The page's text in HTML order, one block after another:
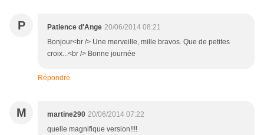
P Patience d'Ange 20/06/2014 08:21
Bonjour<br /> Une merveille, mille bravos. Que de petites
croix...<br /> Bonne journée
Répondre
M martine290 20/06/2014 07:22
quelle magnifique version!!!!